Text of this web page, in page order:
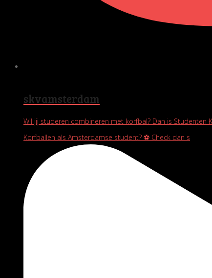
skvamsterdam
Wil jij studeren combineren met korfbal? Dan is
Korfballen als Amsterdamse student? ⚽️ Check dan s